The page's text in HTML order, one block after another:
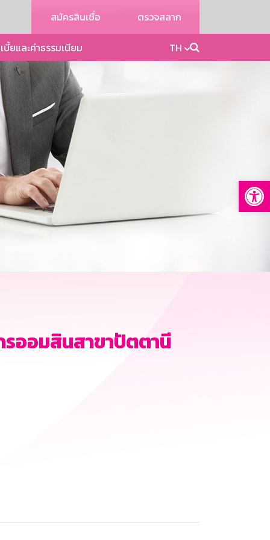
สมัครสินเชื่อ ตรวจสลาก
บี้ยและค่าธรรมเนียม TH
รออมสินสาขาปัตตานี